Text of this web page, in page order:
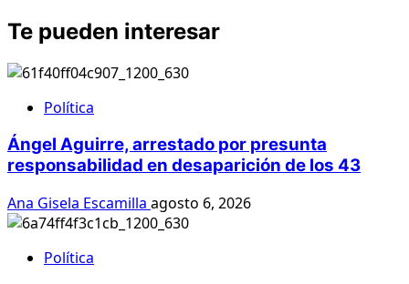
Te pueden interesar
Política
Ángel Aguirre, arrestado por presunta
responsabilidad en desaparición de los 43
Ana Gisela Escamilla agosto 6, 2026
Política